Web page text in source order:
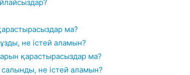
ма?
не істей аламын?
қарастырасыздар ма?
не істей аламын?